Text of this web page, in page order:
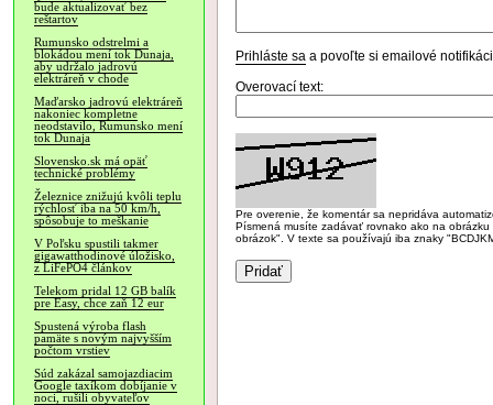
bude aktualizovať bez
reštartov
Rumunsko odstrelmi a
blokádou mení tok Dunaja,
aby udržalo jadrovú
elektráreň v chode
Maďarsko jadrovú elektráreň
nakoniec kompletne
neodstavilo, Rumunsko mení
tok Dunaja
Slovensko.sk má opäť
technické problémy
Železnice znižujú kvôli teplu
rýchlosť iba na 50 km/h,
spôsobuje to meškanie
V Poľsku spustili takmer
gigawatthodinové úložisko,
z LiFePO4 článkov
Telekom pridal 12 GB balík
pre Easy, chce zaň 12 eur
Spustená výroba flash
pamäte s novým najvyšším
počtom vrstiev
Súd zakázal samojazdiacim
Google taxíkom dobíjanie v
noci, rušili obyvateľov
Prihláste sa a povoľte si emailové
Overovací text:
Pre overenie, že komentár sa nepridáva
Písmená musíte zadávať rovnako ako na
obrázok". V texte sa používajú iba znaky